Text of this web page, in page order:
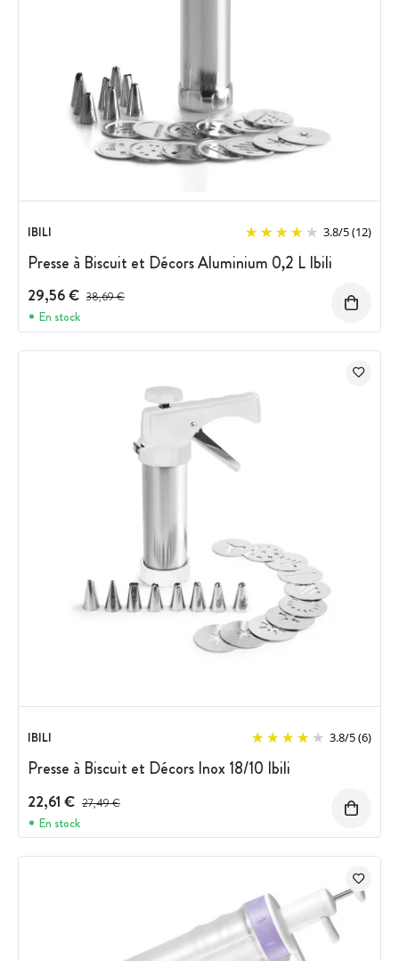
IBILI 3.8/5(12)
Presse à Biscuit et Décors Aluminium 0,2 L Ibili
29,56 € Prix avant réduction :
38,69 €
En stock
IBILI 3.8/5(6)
Presse à Biscuit et Décors Inox 18/10 Ibili
22,61 € Prix avant réduction :
27,49 €
En stock